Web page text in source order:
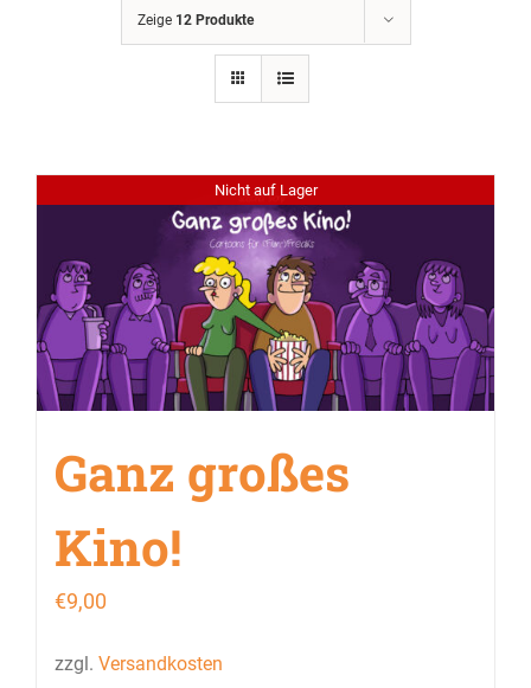
Zeige 12 Produkte
Nicht auf Lager
Ganz großes
Kino!
€9,00
zzgl. Versandkosten